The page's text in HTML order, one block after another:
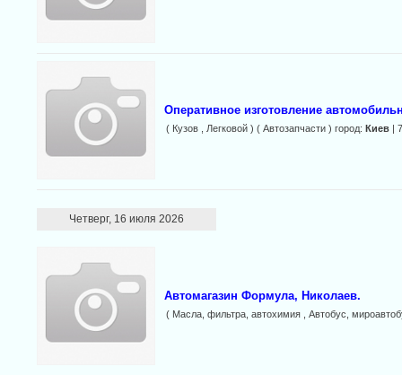
Оперативное изготовление
( Кузов , Легковой ) ( Автозапчасти ) город: Киев|
Четверг, 16 июля 2026
Автомагазин Формула, Николаев.
( Масла, фильтра, автохимия , Автобус,